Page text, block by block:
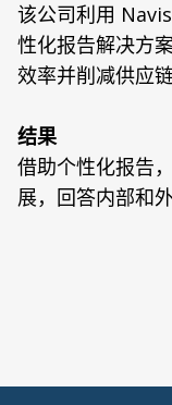
该公司利用
性化报告解决方
效率并削减供应链
结果
借助个性化报告
展，回答内部和